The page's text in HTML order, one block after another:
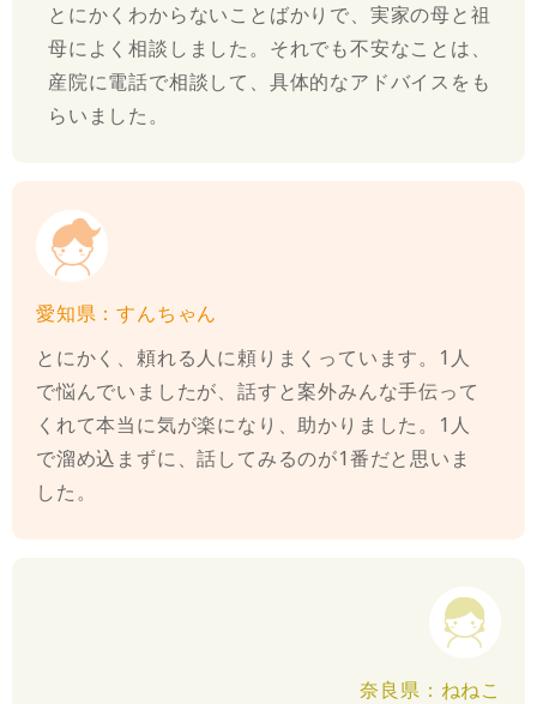
とにかくわからないことばかりで、実家の母と祖
母によく相談しました。それでも不安なことは、
産院に電話で相談して、具体的なアドバイスをも
らいました。
愛知県：すんちゃん
とにかく、頼れる人に頼りまくっています。1人
で悩んでいましたが、話すと案外みんな手伝って
くれて本当に気が楽になり、助かりました。1人
で溜め込まずに、話してみるのが1番だと思いま
した。
奈良県：ねねこ